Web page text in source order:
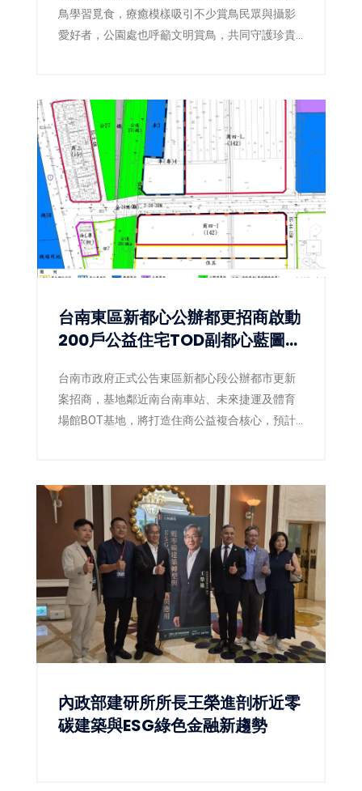
鳥學習覓食，療癒模樣吸引不少賞鳥民眾與攝影
愛好者，公園處也呼籲文明賞鳥，共同守護珍貴
台南東區新都心公辦都更招商啟動
200戶公益住宅TOD副都心藍圖正
台南市政府正式公告東區新都心段公辦都市更新
案招商，基地鄰近南台南車站、未來捷運及體育
場館BOT基地，將打造住商公益複合核心，預計
內政部建研所所長王榮進剖析近零
碳建築與ESG綠色金融新趨勢